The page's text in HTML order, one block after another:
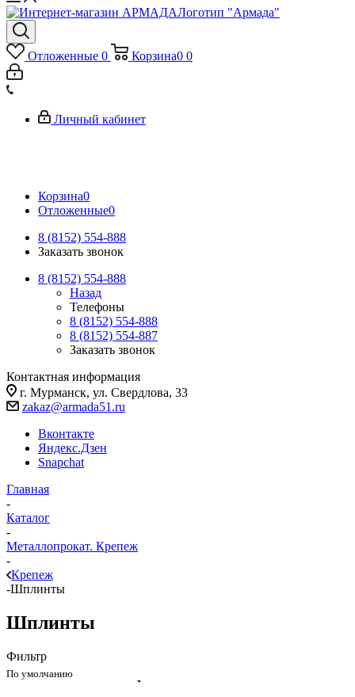
Логотип "Армада"
Отложенные 0 Корзина0 0
Личный кабинет
Корзина0
Отложенные0
8 (8152) 554-888
Заказать звонок
8 (8152) 554-888
Назад
Телефоны
8 (8152) 554-888
8 (8152) 554-887
Заказать звонок
Контактная информация
г. Мурманск, ул. Свердлова, 33
zakaz@armada51.ru
Вконтакте
Яндекс.Дзен
Snapchat
Главная
-
Каталог
-
Металлопрокат. Крепеж
-
Крепеж
-Шплинты
Шплинты
Фильтр
По умолчанию